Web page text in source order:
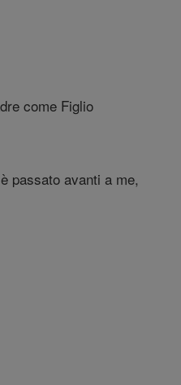
come Figlio
passato avanti a me,